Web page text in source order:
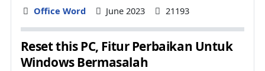
Details
Office Word June 2023 21193
Reset this PC, Fitur Perbaikan Untuk
Windows Bermasalah